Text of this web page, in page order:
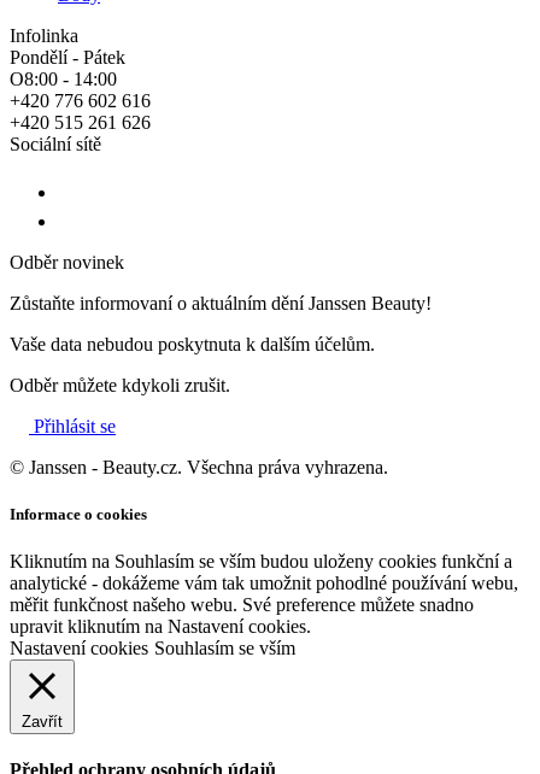
Infolinka
Pondělí - Pátek
O8:00 - 14:00
+420 776 602 616
+420 515 261 626
Sociální sítě
Odběr novinek
Zůstaňte informovaní o aktuálním dění Janssen Beauty!
Vaše data nebudou poskytnuta k dalším účelům.
Odběr můžete kdykoli zrušit.
Přihlásit se
© Janssen - Beauty.cz. Všechna práva vyhrazena.
Informace o cookies
Kliknutím na Souhlasím se vším budou uloženy cookies funkční a
analytické - dokážeme vám tak umožnit pohodlné používání webu,
měřit funkčnost našeho webu. Své preference můžete snadno
upravit kliknutím na Nastavení cookies.
Nastavení cookies Souhlasím se vším
Zavřít